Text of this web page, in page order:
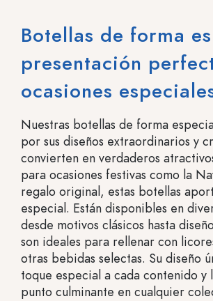
Botellas de forma
presentación
ocasiones
Nuestras botellas de forma
por sus diseños extraordinarios y
convierten en verdaderos
para ocasiones festivas como la
regalo original, estas botellas
especial. Están disponibles en
desde motivos clásicos hasta
son ideales para rellenar con
otras bebidas selectas. Su diseño
toque especial a cada contenido y
punto culminante en cualquier